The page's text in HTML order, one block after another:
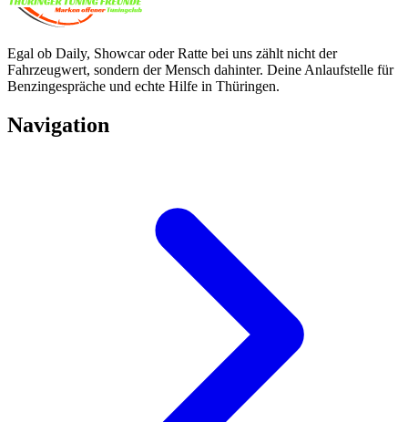
Egal ob Daily, Showcar oder Ratte bei uns zählt nicht der
Fahrzeugwert, sondern der Mensch dahinter. Deine Anlaufstelle für
Benzingespräche und echte Hilfe in Thüringen.
Navigation